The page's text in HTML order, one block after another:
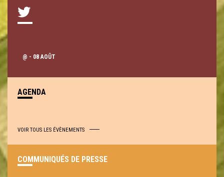
@ - 08 AOÛT
AGENDA
VOIR TOUS LES ÉVÈNEMENTS
COMMUNIQUÉS DE PRESSE